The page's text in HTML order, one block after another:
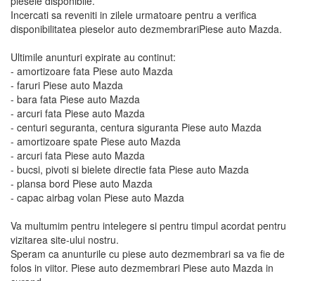
Incercati sa reveniti in zilele urmatoare pentru a verifica
disponibilitatea pieselor auto dezmembrariPiese auto Mazda.
Ultimile anunturi expirate au continut:
- amortizoare fata Piese auto Mazda
- faruri Piese auto Mazda
- bara fata Piese auto Mazda
- arcuri fata Piese auto Mazda
- centuri seguranta, centura siguranta Piese auto Mazda
- amortizoare spate Piese auto Mazda
- arcuri fata Piese auto Mazda
- bucsi, pivoti si bielete directie fata Piese auto Mazda
- plansa bord Piese auto Mazda
- capac airbag volan Piese auto Mazda
Va multumim pentru intelegere si pentru timpul acordat pentru
vizitarea site-ului nostru.
Speram ca anunturile cu piese auto dezmembrari sa va fie de
folos in viitor. Piese auto dezmembrari Piese auto Mazda in